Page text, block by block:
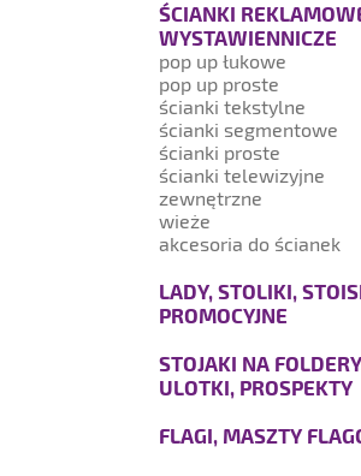
ŚCIANKI
WYSTAWIENNICZE
pop up łukowe
pop up proste
ścianki tekstylne
ścianki segmentowe
ścianki proste
ścianki telewizyjne
zewnętrzne
wieże
akcesoria do ścianek
LADY, STOLIKI,
PROMOCYJNE
STOJAKI NA
ULOTKI, PROSPEKTY
FLAGI, MASZTY